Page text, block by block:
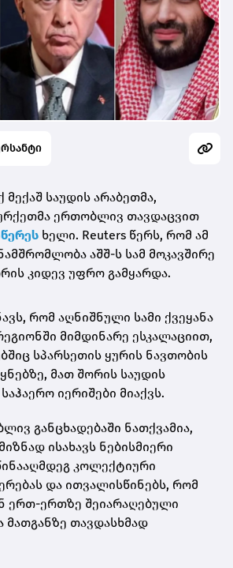
მექაშ საუდის არაბეთმა,
ერთობლივ თავდაცვით
ხელი. Reuters წერს, რომ ამ
აშშ-ს სამ მოკავშირე
კიდევ უფრო გამყარდა.
რომ აღნიშნული სამი ქვეყანა
მიმდინარე ესკალაციით,
სპარსეთის ყურის ნავთობის
მათ შორის საუდის
იერიშები მიაქვს.
განცხადებაში ნათქვამია,
ისახავს ნებისმიერი
კოლექტიური
და ითვალისწინებს, რომ
ერთ-ერთზე შეიარაღებული
მათგანზე თავდასხმად